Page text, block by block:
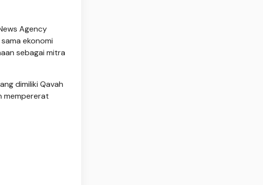
Agency
ekonomi
sebagai mitra
dimiliki Qavah
mempererat